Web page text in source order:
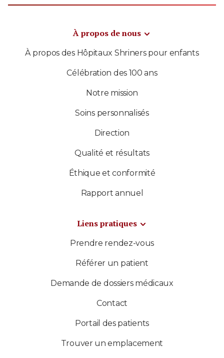
À propos de nous
À propos des Hôpitaux Shriners pour enfants
Célébration des 100 ans
Notre mission
Soins personnalisés
Direction
Qualité et résultats
Éthique et conformité
Rapport annuel
Liens pratiques
Prendre rendez-vous
Référer un patient
Demande de dossiers médicaux
Contact
Portail des patients
Trouver un emplacement